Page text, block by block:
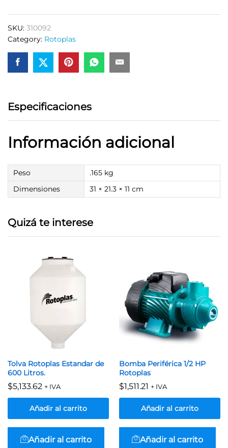
1/2
Negro
Rotoplas
310092
quantity
SKU: 310092
Category: Rotoplas
Especificaciones
Información adicional
Peso
.165 kg
Dimensiones
31 × 21.3 × 11 cm
Quizá te interese
Tolva Rotoplas Estandar de
600 Litros.
$5,133.62 + IVA
Añadir al carrito
Añadir al carrito
Bomba Periférica 1/2 HP
Rotoplas
$1,511.21 + IVA
Añadir al carrito
Añadir al carrito